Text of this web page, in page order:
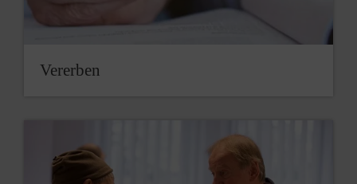
Vererben